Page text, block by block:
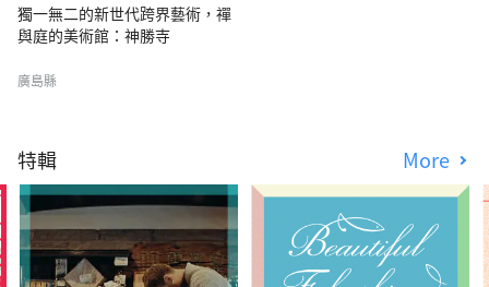
獨一無二的新世代跨界藝術，禪
與庭的美術館：神勝寺
廣島縣
特輯 More